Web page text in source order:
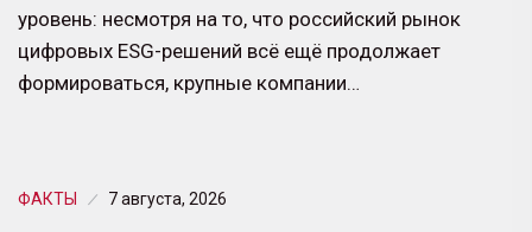
уровень: несмотря на то, что российский рынок
цифровых ESG-решений всё ещё продолжает
формироваться, крупные компании…
ФАКТЫ 7 августа, 2026